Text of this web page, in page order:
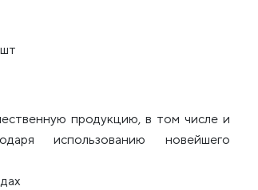
продукцию, в том числе и
использованию новейшего